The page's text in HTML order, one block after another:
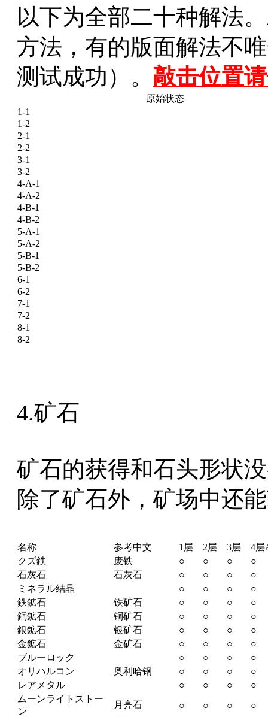
以下为全部二十种解法
方法，有的版面解法不
测试成功）。 敲击位置
原始状态
1-1
1-2
2-1
2-2
3-1
3-2
4-A-1
4-A-2
4-B-1
4-B-2
5-A-1
5-A-2
5-B-1
5-B-2
6-1
6-2
7-1
7-2
8-1
8-2
4.矿石
矿石的获得和石头形状
除了矿石外，矿场中还
名称 参考中文 1层 2层 3层
4层
クズ鉄
废铁 ○ ○ ○
○
石灰石
石灰石 ○ ○ ○
○
ミネラル結晶
○ ○ ○
○
鉄鉱石
铁矿石 ○ ○ ○
○
銅鉱石
铜矿石 ○ ○ ○
○
銀鉱石
银矿石 ○ ○ ○
○
金鉱石
金矿石 ○ ○ ○
○
ブルーロック
○ ○ ○
○
オリハルコン
奥利哈钢 ○ ○ ○
○
レアメタル
○ ○ ○
○
ムーンライトストー
ン
月亮石 ○ ○ ○
○